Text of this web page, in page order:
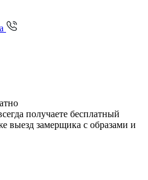
получаете бесплатный
выезд замерщика с образами и